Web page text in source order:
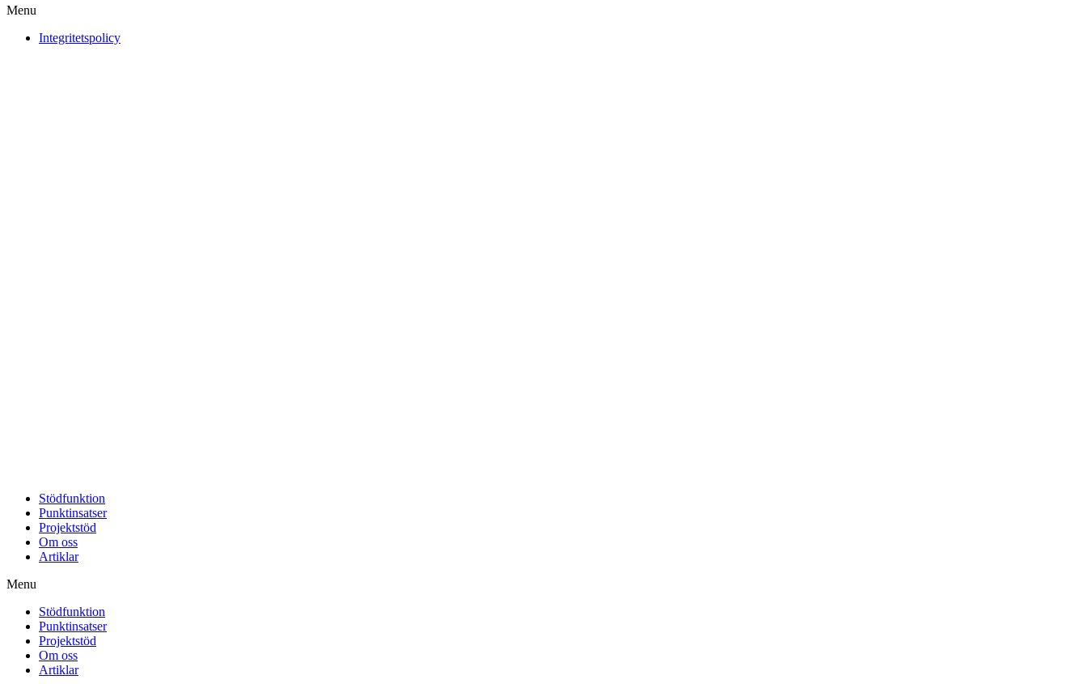
Menu
Integritetspolicy
Stödfunktion
Punktinsatser
Projektstöd
Om oss
Artiklar
Menu
Stödfunktion
Punktinsatser
Projektstöd
Om oss
Artiklar